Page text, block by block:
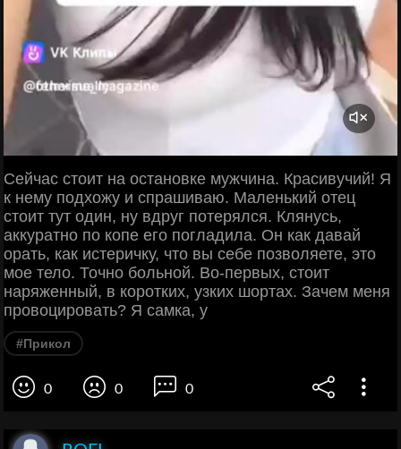
Сейчас стоит на остановке мужчина. Красивучий! Я
к нему подхожу и спрашиваю. Маленький отец
стоит тут один, ну вдруг потерялся. Клянусь,
аккуратно по копе его погладила. Он как давай
орать, как истеричку, что вы себе позволяете, это
мое тело. Точно больной. Во-первых, стоит
наряженный, в коротких, узких шортах. Зачем меня
провоцировать? Я самка, у
#Прикол
0 0 0